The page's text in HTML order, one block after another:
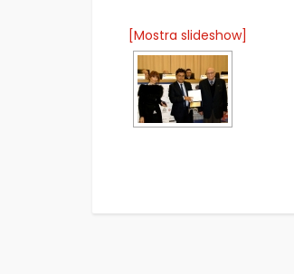
[Mostra slideshow]